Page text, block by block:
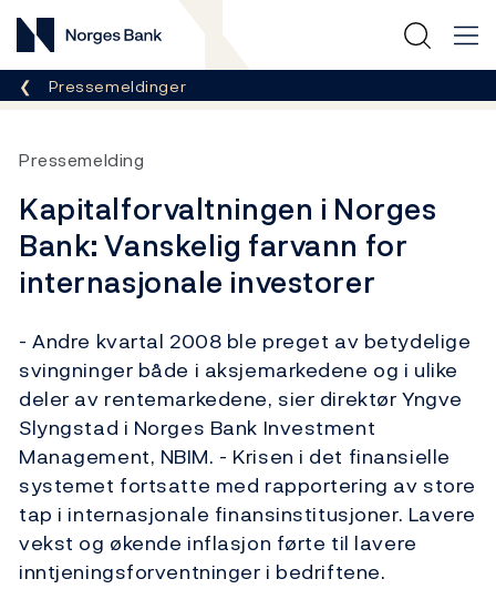
Norges Bank
Her er du nå:
Pressemeldinger
Pressemelding
Kapitalforvaltningen i Norges
Bank: Vanskelig farvann for
internasjonale investorer
- Andre kvartal 2008 ble preget av betydelige
svingninger både i aksjemarkedene og i ulike
deler av rentemarkedene, sier direktør Yngve
Slyngstad i Norges Bank Investment
Management, NBIM. - Krisen i det finansielle
systemet fortsatte med rapportering av store
tap i internasjonale finansinstitusjoner. Lavere
vekst og økende inflasjon førte til lavere
inntjeningsforventninger i bedriftene.